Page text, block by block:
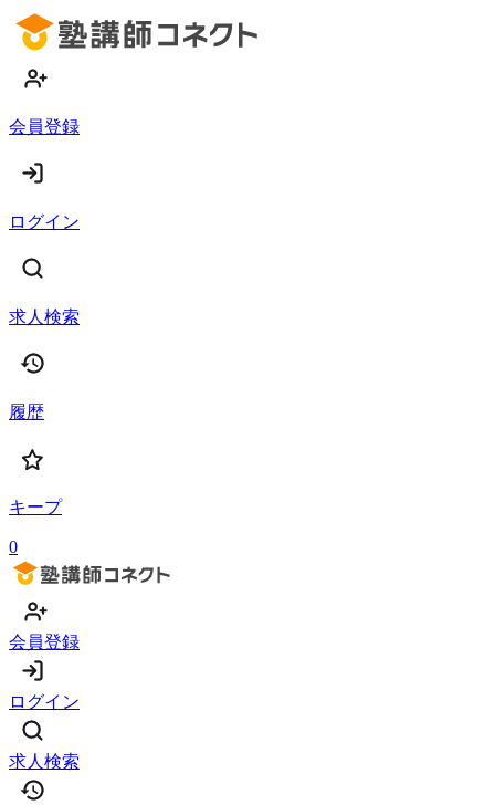
会員登録
ログイン
求人検索
履歴
キープ
0
会員登録
ログイン
求人検索